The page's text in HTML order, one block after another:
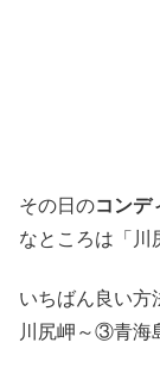
その日のコンデ
なところは「川
いちばん良い方
川尻岬～③青海